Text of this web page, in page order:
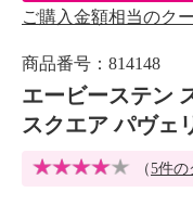
ご購入金額相当のク
商品番号：814148
エービーステン
スクエア パヴェ
（5件の